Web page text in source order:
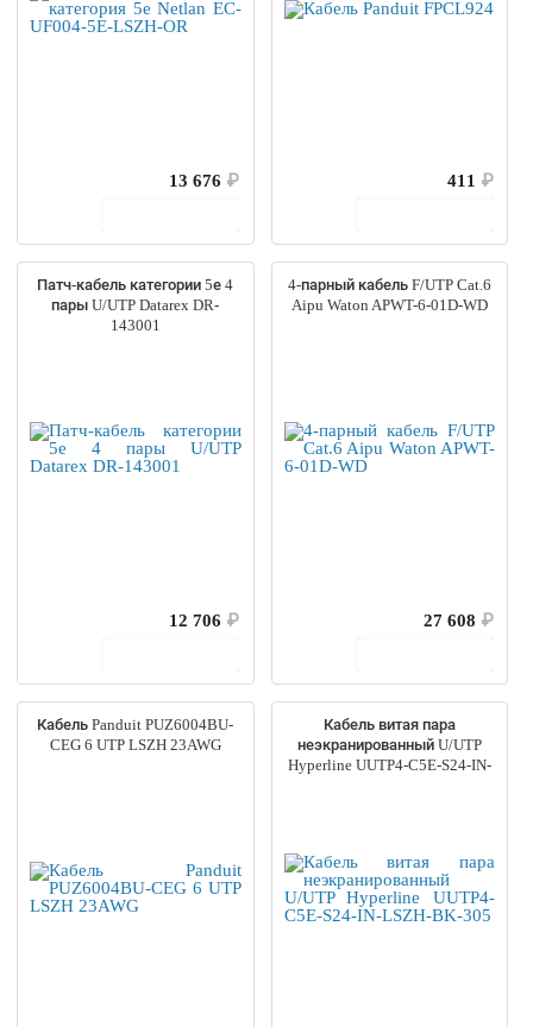
13 676 ₽
411 ₽
Патч-кабель категории 5е 4
пары U/UTP Datarex DR-
143001
12 706 ₽
4-парный кабель F/UTP Cat.6
Aipu Waton APWT-6-01D-WD
27 608 ₽
Кабель Panduit PUZ6004BU-
CEG 6 UTP LSZH 23AWG
Кабель витая пара
неэкранированный U/UTP
Hyperline UUTP4-C5E-S24-IN-